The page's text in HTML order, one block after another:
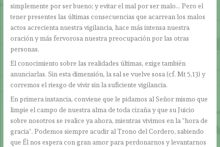
simplemente por ser bueno; y evitar el mal por ser malo… Pero el
tener presentes las últimas consecuencias que acarrean los malos
actos acrecienta nuestra vigilancia, hace más intensa nuestra
oración y más fervorosa nuestra preocupación por las otras
personas.
El conocimiento sobre las realidades últimas, exige también
anunciarlas. Sin esta dimensión, la sal se vuelve sosa (cf. Mt 5,13) y
corremos el riesgo de vivir sin la suficiente vigilancia.
En primera instancia, conviene que le pidamos al Señor mismo que
limpie el campo de nuestra alma de toda cizaña y que su Juicio
sobre nosotros se realice ya ahora, mientras vivimos en la “hora de
gracia”. Podemos siempre acudir al Trono del Cordero, sabiendo
que Él nos espera con gran amor para perdonarnos y levantarnos